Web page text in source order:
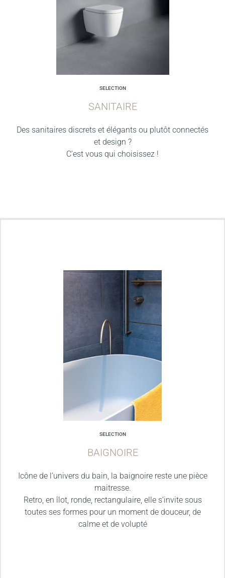
SELECTION
SANITAIRE
Des sanitaires discrets et élégants ou plutôt connectés
et design ?
C’est vous qui choisissez !
SELECTION
BAIGNOIRE
Icône de l’univers du bain, la baignoire reste une pièce
maitresse.
Retro, en îlot, ronde, rectangulaire, elle s’invite sous
toutes ses formes pour un moment de douceur, de
calme et de volupté